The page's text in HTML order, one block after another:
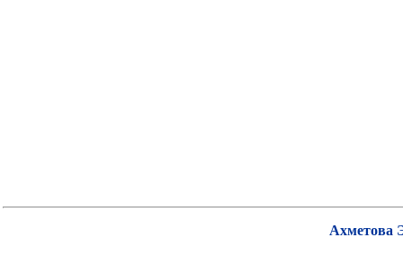
Ахметова